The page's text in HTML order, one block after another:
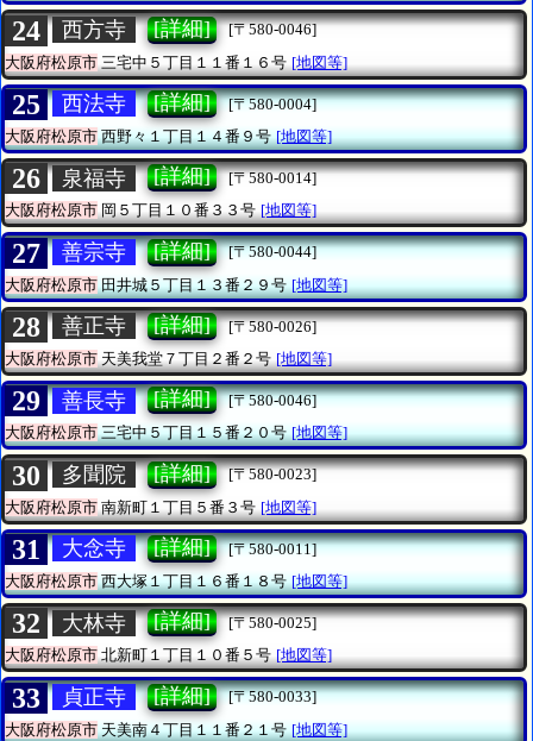
24 西方寺 [詳細]
[〒580-0046]
大阪府松原市 三宅中５丁目１１番１６号 [地図等]
25 西法寺 [詳細]
[〒580-0004]
大阪府松原市西野々１丁目１４番９号 [地図等]
26 泉福寺 [詳細]
[〒580-0014]
大阪府松原市岡５丁目１０番３３号 [地図等]
27 善宗寺 [詳細]
[〒580-0044]
大阪府松原市田井城５丁目１３番２９号 [地図等]
28 善正寺 [詳細]
[〒580-0026]
大阪府松原市 天美我堂７丁目２番２号 [地図等]
29 善長寺 [詳細]
[〒580-0046]
大阪府松原市三宅中５丁目１５番２０号 [地図等]
30 多聞院 [詳細]
[〒580-0023]
大阪府松原市 南新町１丁目５番３号 [地図等]
31 大念寺 [詳細]
[〒580-0011]
大阪府松原市西大塚１丁目１６番１８号 [地図等]
32 大林寺 [詳細]
[〒580-0025]
大阪府松原市北新町１丁目１０番５号 [地図等]
33 貞正寺 [詳細]
[〒580-0033]
大阪府松原市天美南４丁目１１番２１号 [地図等]